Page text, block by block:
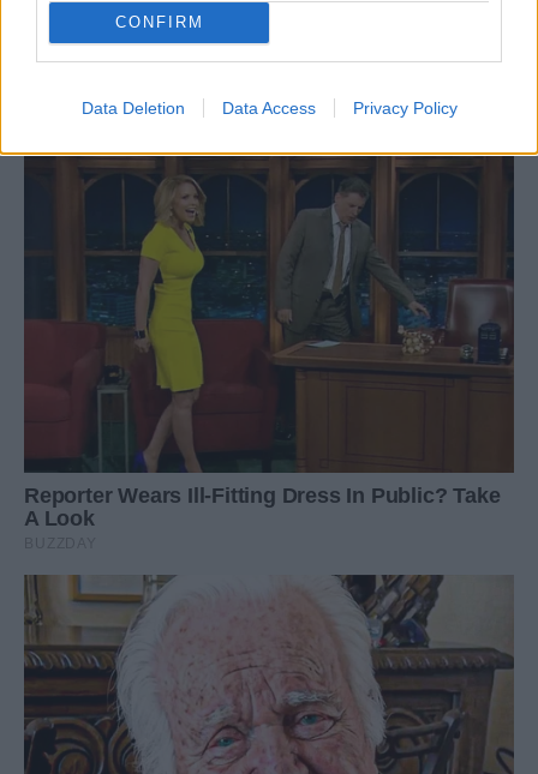
CONFIRM
Data Deletion Data Access Privacy Policy